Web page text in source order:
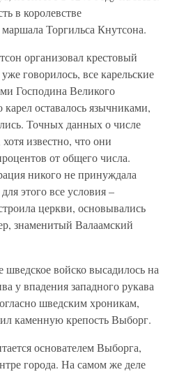
в королевстве
маршала Торгильса Кнутсона.
организовал крестовый
говорилось, все карельские
Господина Великого
оставалось язычниками,
Точных данных о числе
известно, что они
от общего числа.
никого не принуждала
этого все условия –
церкви, основывались
знаменитый Валаамский
войско высадилось на
у впадения западного рукава
шведским хроникам,
каменную крепость Выборг.
основателем Выборга,
города. На самом же деле